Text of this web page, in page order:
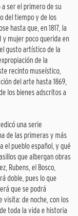
ser el primero de su
del tiempo y de los
hasta que, en 1817, la
y mujer poco querida en
gusto artístico de la
de la
recinto museístico,
del arte hasta 1869,
los bienes adscritos a
una serie
de las primeras y más
pueblo español, y qué
que albergan obras
Rubens, el Bosco,
doble, pues lo que
que se podrá
visita: de noche, con los
toda la vida e historia